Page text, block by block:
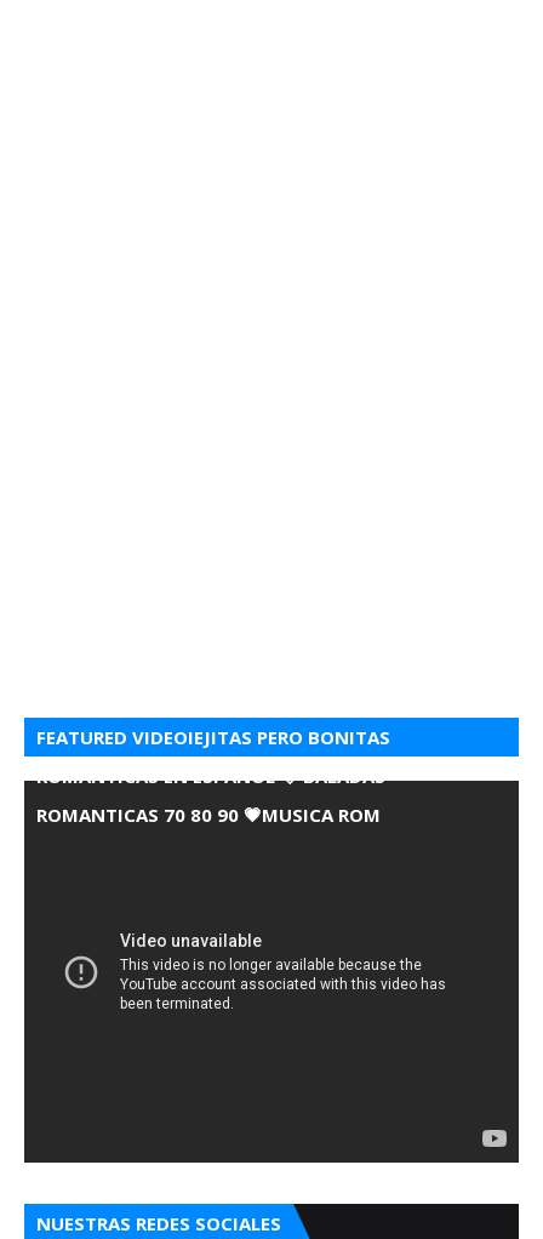
FEATURED VIDEOIEJITAS PERO BONITAS
ROMANTICAS EN ESPANOL 💘 BALADAS
ROMANTICAS 70 80 90 💗MUSICA ROM
NUESTRAS REDES SOCIALES